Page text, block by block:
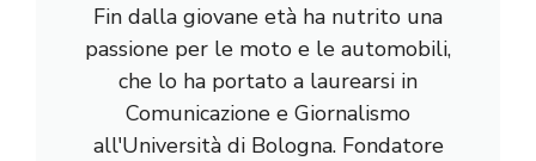
Fin dalla giovane età ha nutrito una
passione per le moto e le automobili,
che lo ha portato a laurearsi in
Comunicazione e Giornalismo
all'Università di Bologna. Fondatore